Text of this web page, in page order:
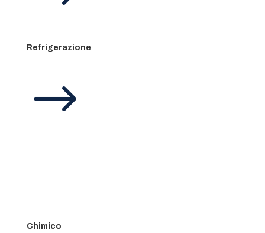
Refrigerazione
$
Chimico